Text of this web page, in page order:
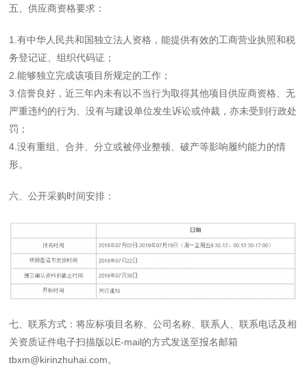
五、供应商资格要求：
1.有中华人民共和国独立法人资格，能提供有效的工商营业执照和税
务登记证、组织代码证；
2.能够独立完成该项目所规定的工作；
3.信誉良好，近三年内未有以不当行为取得其他项目供应商资格、无
严重违约的行为、没有与建设单位发生诉讼或仲裁，亦未受到行政处
罚；
4.没有重组、合并、分立或被停业整顿、破产等影响履约能力的情
形。
六、公开采购时间安排：
七、联系方式：将应标项目名称、公司名称、联系人、联系电话及相
关资质证件电子扫描版以E-mail的方式发送至报名邮箱
tbxm@kirinzhuhai.com。